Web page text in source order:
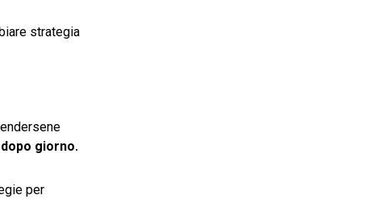
strategia
giorno.
per